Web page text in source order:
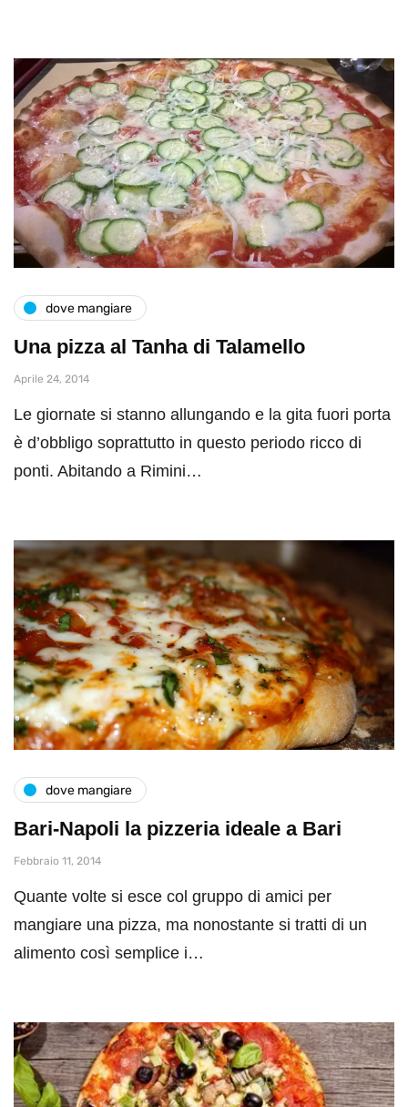
dove mangiare
Una pizza al Tanha di Talamello
Aprile 24, 2014
Le giornate si stanno allungando e la gita fuori porta
è d’obbligo soprattutto in questo periodo ricco di
ponti. Abitando a Rimini…
dove mangiare
Bari-Napoli la pizzeria ideale a Bari
Febbraio 11, 2014
Quante volte si esce col gruppo di amici per
mangiare una pizza, ma nonostante si tratti di un
alimento così semplice i…